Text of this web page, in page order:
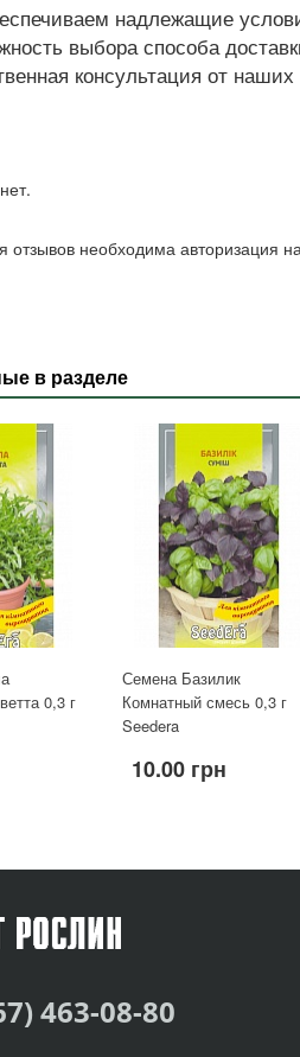
надлежащие
выбора способа
консультация от
отзывов необходима авторизация
в разделе
0,3 г
Семена Базилик
Комнатный смесь 0,3 г
Seedera
10.00 грн
463-08-80